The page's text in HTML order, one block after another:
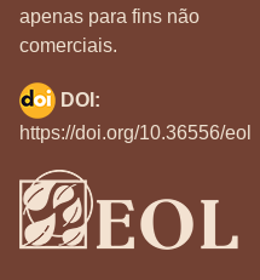
apenas para fins não
comerciais.
DOI:
https://doi.org/10.36556/eol